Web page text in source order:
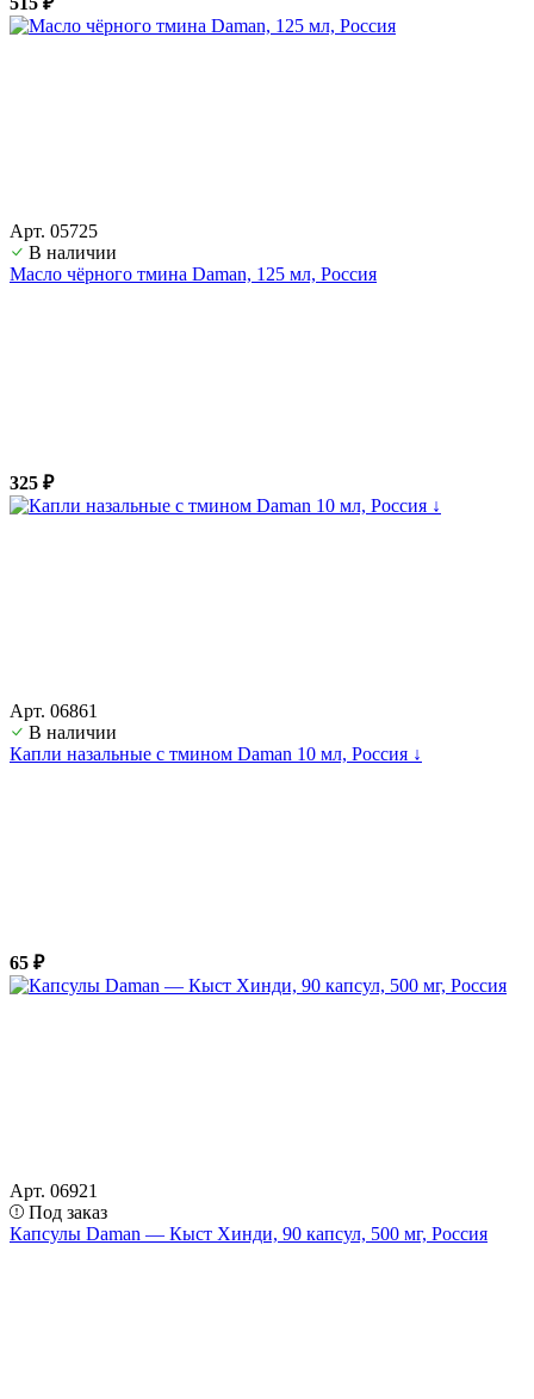
Арт. 05725
В наличии
Масло чёрного тмина Daman, 125 мл, Россия
325 ₽
Арт. 06861
В наличии
Капли назальные с тмином Daman 10 мл, Россия ↓
65 ₽
Арт. 06921
Под заказ
Капсулы Daman — Кыст Хинди, 90 капсул, 500 мг, Россия